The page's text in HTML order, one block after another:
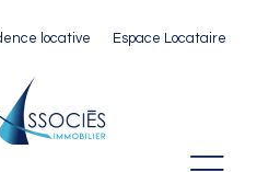
locative Espace Locataire